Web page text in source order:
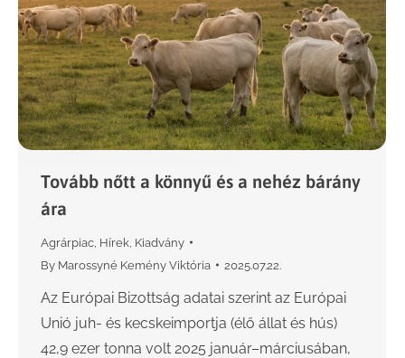
Tovább nőtt a könnyű és a nehéz bárány
ára
Agrárpiac Hírek Kiadvány
By Marossyné Kemény Viktória 2025.07.22.
Az Európai Bizottság adatai szerint az Európai
Unió juh- és kecskeimportja (élő állat és hús)
42,9 ezer tonna volt 2025 január–márciusában,